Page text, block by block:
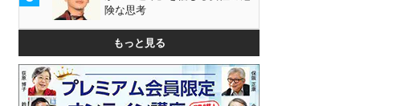
険な思考
もっと見る